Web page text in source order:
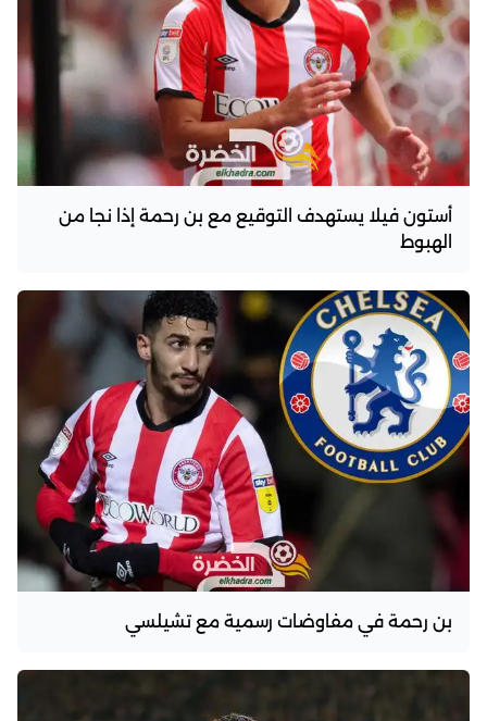
أستون فيلا يستهدف التوقيع مع بن رحمة إذا نجا من
الهبوط
بن رحمة في مفاوضات رسمية مع تشيلسي